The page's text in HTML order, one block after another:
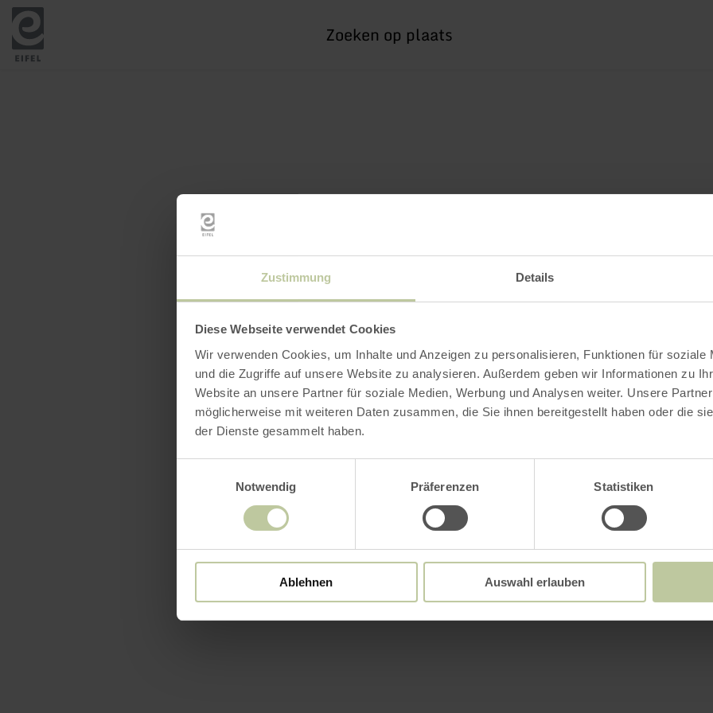
Zustimmung Details
Diese Webseite verwendet Cookies
Wir verwenden Cookies, um Inhalte und Anzeigen zu personalisieren, Funktionen für soziale
und die Zugriffe auf unsere Website zu analysieren. Außerdem geben wir Informationen zu
Website an unsere Partner für soziale Medien, Werbung und Analysen weiter. Unsere
möglicherweise mit weiteren Daten zusammen, die Sie ihnen bereitgestellt haben oder die
der Dienste gesammelt haben.
Notwendig
Präferenzen Statistiken
Ablehnen Auswahl erlauben
zoek